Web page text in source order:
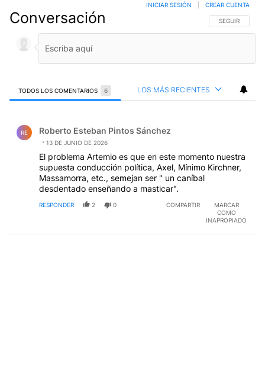
Conversación SIGA ESTA
SEGUIR
INICIAR SESIÓN CREAR CUENTA
TODOS LOS COMENTARIOS 6 LOS MÁS RECIENTES
RE Roberto Esteban Pintos Sánchez
13 DE JUNIO DE 2026
El problema Artemio es que en este momento nuestra
supuesta conducción política, Axel, Mínimo Kirchner,
Massamorra, etc., semejan ser " un caníbal
desdentado enseñando a masticar".
RESPONDER 2 0 COMPARTIR
MARCAR
COMO
INAPROPIADO